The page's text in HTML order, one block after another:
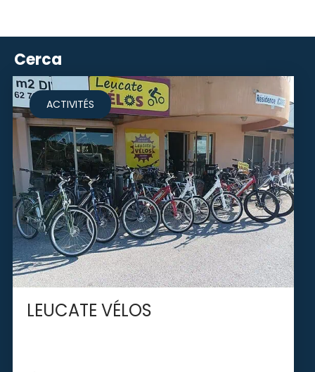
Cerca
ACTIVITÉS
LEUCATE VÉLOS